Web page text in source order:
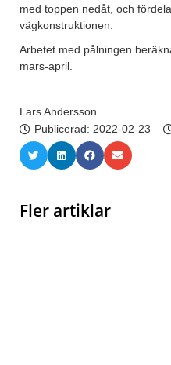
med toppen nedåt, och
vägkonstruktionen.
Arbetet med pålningen
mars-april.
Lars Andersson
Publicerad: 2022-02-23
Fler artiklar